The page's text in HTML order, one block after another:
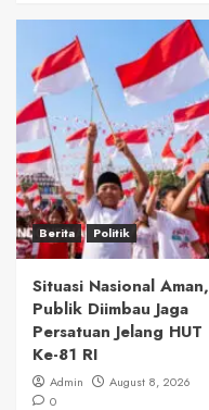
Berita Politik
Situasi Nasional Aman,
Publik Diimbau Jaga
Persatuan Jelang HUT
Ke-81 RI
Admin
August 8, 2026
0